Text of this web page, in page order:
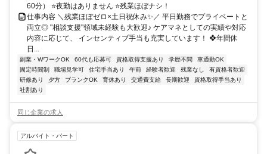
60分） ⭐夜勤はありません ⭐残業ほぼナシ！
仕事内容 ＼残業ほぼゼロ×土日祝休み✨／ 平日勤務でプライベートと
両立◎ "相談支援"領域未経験も大歓迎♪ ケアマネとしての実績や対応
内容に応じて、 インセンティブ手当も充実しています！ ❖年間休
日...
副業・WワークOK 60代も応募可 資格取得支援あり 学歴不問
車通勤OK
固定時間制
職場見学可 住宅手当あり 午前 経験者歓迎 残業なし
有資格者歓迎
研修あり
夕方 ブランクOK 育休あり 交通費支給 長期歓迎
資格取得手当あり
社割あり
同じ企業の求人
アルバイト・パート